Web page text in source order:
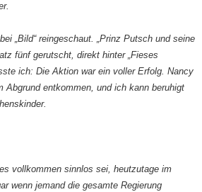
„Bild“ reingeschaut. „Prinz Putsch und seine
fünf gerutscht, direkt hinter „Fieses
ich: Die Aktion war ein voller Erfolg. Nancy
entkommen, und ich kann beruhigt
vollkommen sinnlos sei, heutzutage im
wenn jemand die gesamte Regierung